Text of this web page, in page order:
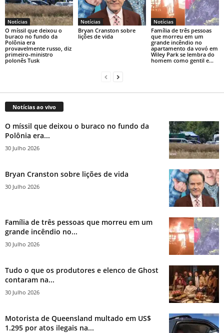
Notícias
O míssil que deixou o
buraco no fundo da
Polônia era
provavelmente russo, diz
primeiro-ministro
polonês Tusk
Notícias
Bryan Cranston sobre
lições de vida
Notícias
Família de três pessoas
que morreu em um
grande incêndio no
apartamento da vovó em
Wiley Park se lembra do
homem como gentil e...
Notícias ao vivo
O míssil que deixou o buraco no fundo da
Polônia era...
30 Julho 2026
Bryan Cranston sobre lições de vida
30 Julho 2026
Família de três pessoas que morreu em um
grande incêndio no...
30 Julho 2026
Tudo o que os produtores e elenco de Ghost
contaram na...
30 Julho 2026
Motorista de Queensland multado em US$
1.295 por atos ilegais na...